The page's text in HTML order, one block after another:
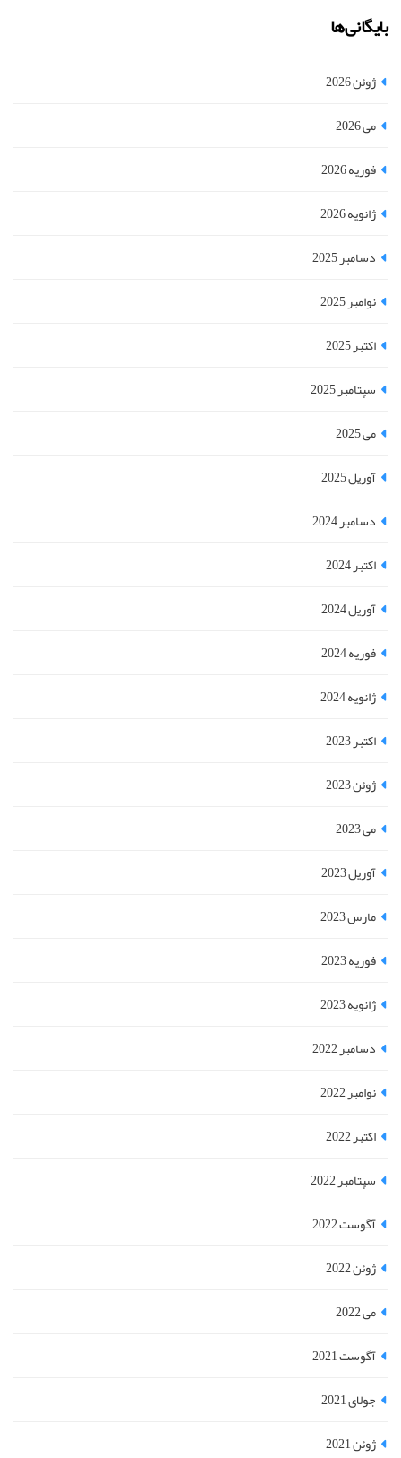
بایگانی‌ها
ژوئن 2026
می 2026
فوریه 2026
ژانویه 2026
دسامبر 2025
نوامبر 2025
اکتبر 2025
سپتامبر 2025
می 2025
آوریل 2025
دسامبر 2024
اکتبر 2024
آوریل 2024
فوریه 2024
ژانویه 2024
اکتبر 2023
ژوئن 2023
می 2023
آوریل 2023
مارس 2023
فوریه 2023
ژانویه 2023
دسامبر 2022
نوامبر 2022
اکتبر 2022
سپتامبر 2022
آگوست 2022
ژوئن 2022
می 2022
آگوست 2021
جولای 2021
ژوئن 2021